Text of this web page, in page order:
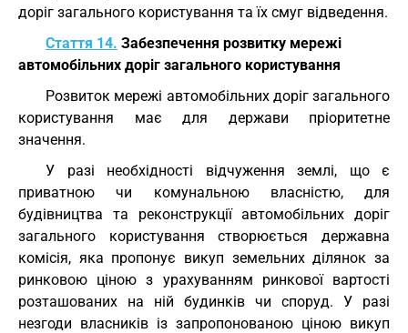
доріг загального користування та їх смуг відведення.
Стаття 14. Забезпечення розвитку мережі
автомобільних доріг загального користування
Розвиток мережі автомобільних доріг загального
користування має для держави пріоритетне
значення.
У разі необхідності відчуження землі, що є
приватною чи комунальною власністю, для
будівництва та реконструкції автомобільних доріг
загального користування створюється державна
комісія, яка пропонує викуп земельних ділянок за
ринковою ціною з урахуванням ринкової вартості
розташованих на ній будинків чи споруд. У разі
незгоди власників із запропонованою ціною викуп